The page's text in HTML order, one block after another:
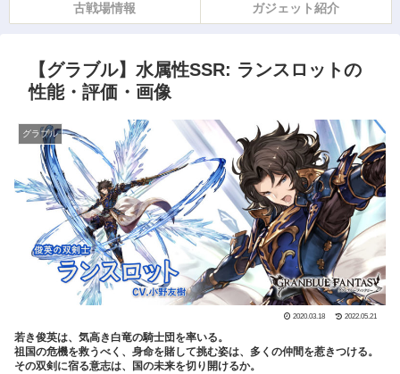
古戦場情報 ガジェット紹介
【グラブル】水属性SSR: ランスロットの
性能・評価・画像
グラブル
2020.03.18 2022.05.21
若き俊英は、気高き白竜の騎士団を率いる。
祖国の危機を救うべく、身命を賭して挑む姿は、多くの仲間を惹きつける。
その双剣に宿る意志は、国の未来を切り開けるか。